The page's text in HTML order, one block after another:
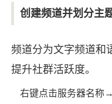
创建频道并划分主
频道分为文字频道和
提升社群活跃度。
右键点击服务器名称